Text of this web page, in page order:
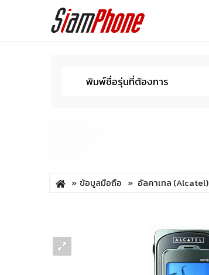
ข้อมูลมือถือ อัลคาเทล (Alcatel)